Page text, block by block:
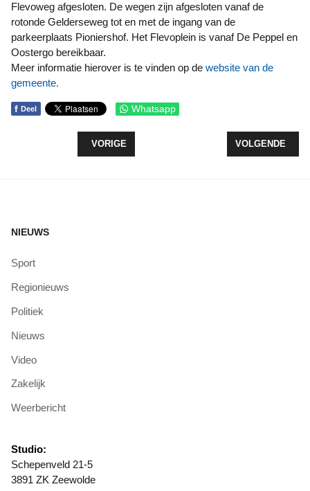
Flevoweg afgesloten. De wegen zijn afgesloten vanaf de
rotonde Gelderseweg tot en met de ingang van de
parkeerplaats Pioniershof. Het Flevoplein is vanaf De Peppel en
Oostergo bereikbaar.
Meer informatie hierover is te vinden op de website van de
gemeente.
f Deel Whatsapp
VORIG ARTIKEL: VRIJHEIDSVUUR LOPEND NAAR
VORIGE VOLGENDE
VOLGENDE
NIEUWS
Sport
Regionieuws
Politiek
Nieuws
Video
Zakelijk
Weerbericht
Studio:
Schepenveld 21-5
3891 ZK Zeewolde